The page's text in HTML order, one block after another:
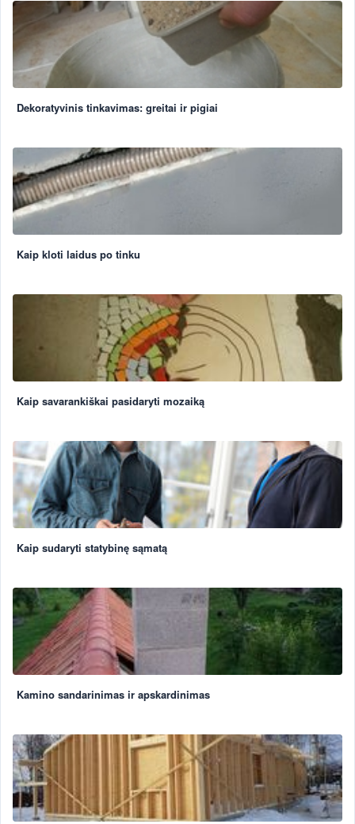
Dekoratyvinis tinkavimas: greitai ir pigiai
Kaip kloti laidus po tinku
Kaip savarankiškai pasidaryti mozaiką
Kaip sudaryti statybinę sąmatą
Kamino sandarinimas ir apskardinimas